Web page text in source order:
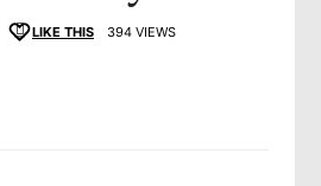
LIKE THIS 394 VIEWS